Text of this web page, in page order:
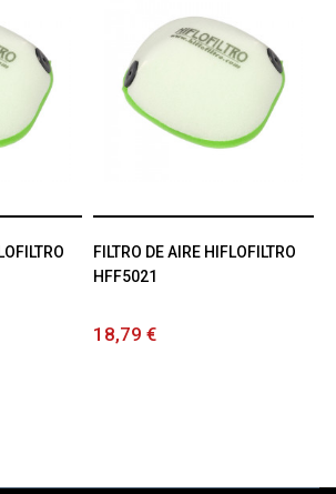
FILTRO DE AIRE HIFLOFILTRO
HFF5021
18,79 €